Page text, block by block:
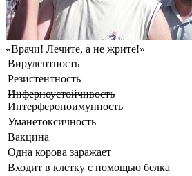
«Врачи! Лечите, а не жрите!»
Вирулентность
Резистентность
Инферноустойчивость
Интерфероноимунность
Уманетоксичность
Вакцина
Одна корова заражает
Входит в клетку с помощью белка